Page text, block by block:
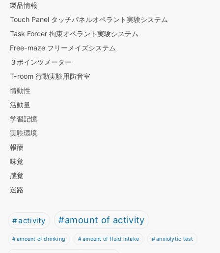
製品情報
Touch Panel タッチパネルオペラント実験システム
Task Forcer 拘束オペラント実験システム
Free-maze フリーメイズシステム
３ポインツメーター
T-room 行動実験用防音室
情動性
活動量
学習記憶
実験環境
報酬
味覚
感覚
迷路
activity amount of activity
amount of drinking amount of fluid intake anxiolytic test